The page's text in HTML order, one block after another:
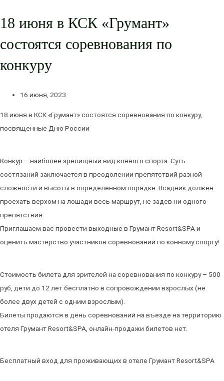
18 июня в КСК «Грумант»
состоятся соревнования по
конкуру
16 июня, 2023
18 июня в КСК «Грумант» состоятся соревнования по конкуру,
посвященные Дню России
Конкур – наиболее зрелищный вид конного спорта. Суть
состязаний заключается в преодолении препятствий разной
сложности и высоты в определенном порядке. Всадник должен
проехать верхом на лошади весь маршрут, не задев ни одного
препятствия.
Приглашаем вас провести выходные в Грумант Resort&SPA и
оценить мастерство участников соревнований по конному спорту!
Стоимость билета для зрителей на соревнования по конкуру – 500
руб, дети до 12 лет бесплатно в сопровождении взрослых (не
более двух детей с одним взрослым).
Билеты продаются в день соревнований на въезде на территорию
отеля Грумант Resort&SPA, онлайн-продажи билетов нет.
Бесплатный вход для проживающих в отеле Грумант Resort&SPA